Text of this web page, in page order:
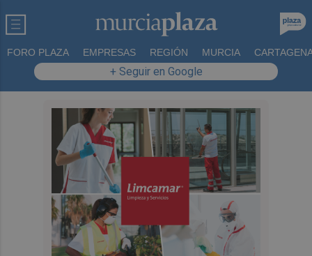
FORO PLAZA EMPRESAS REGIÓN MURCIA
+ Seguir en Google